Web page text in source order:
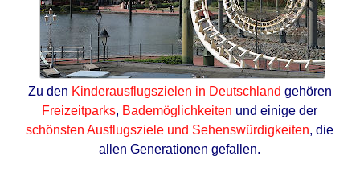
Zu den Kinderausflugszielen in Deutschland gehören
Freizeitparks, Bademöglichkeiten und einige der
schönsten Ausflugsziele und Sehenswürdigkeiten, die
allen Generationen gefallen.